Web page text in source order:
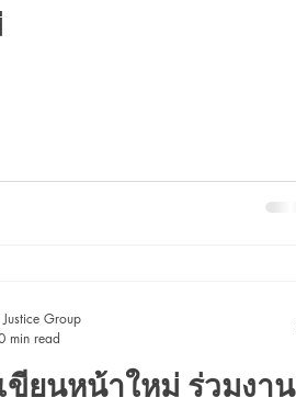
ขียนหน้าใหม่ ร่วมงาน
Group
min read